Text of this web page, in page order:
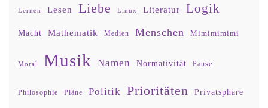
Lernen Lesen Liebe Linux Literatur Logik
Macht Mathematik Medien Menschen Mimimimimi
Moral Musik Namen Normativität Pause
Philosophie Pläne Politik Prioritäten Privatsphäre